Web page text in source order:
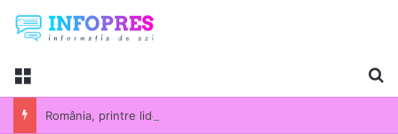
Menu